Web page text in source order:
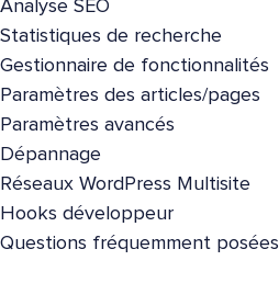
Analyse SEO
Statistiques de recherche
Gestionnaire de fonctionnalités
Paramètres des articles/pages
Paramètres avancés
Dépannage
Réseaux WordPress Multisite
Hooks développeur
Questions fréquemment posées